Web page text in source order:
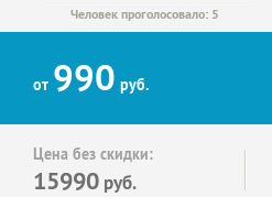
Человек проголосовало: 5
от 990 руб.
Цена без скидки:
15990 руб.